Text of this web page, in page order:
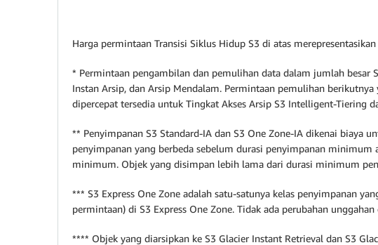
Harga permintaan Transisi Siklus Hidup S3 di atas
* Permintaan pengambilan dan pemulihan data dalam jumlah besar
Instan Arsip, dan Arsip Mendalam. Permintaan pemulihan
dipercepat tersedia untuk Tingkat Akses Arsip S3 Intelligent-Tiering
** Penyimpanan S3 Standard-IA dan S3 One Zone-IA dikenai biaya
penyimpanan yang berbeda sebelum durasi penyimpanan
minimum. Objek yang disimpan lebih lama dari durasi minimum
*** S3 Express One Zone adalah satu-satunya kelas penyimpanan
permintaan) di S3 Express One Zone. Tidak ada perubahan
**** Objek yang diarsipkan ke S3 Glacier Instant Retrieval dan S3